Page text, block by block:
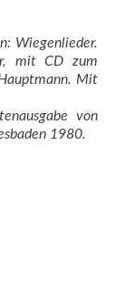
Wiegenlieder.
mit CD zum
Mit
von
1980.